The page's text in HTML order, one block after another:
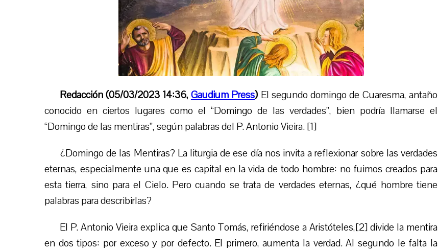
Redacción (05/03/2023 14:36, Gaudium Press) El segundo domingo de Cuaresma, antaño
conocido en ciertos lugares como el “Domingo de las verdades”, bien podría llamarse el
“Domingo de las mentiras”, según palabras del P.Antonio Vieira. [1]
¿Domingo de las Mentiras? La liturgia de ese día nos invita a reflexionar sobre las verdades
eternas, especialmente una que es capital en la vida de todo hombre: no fuimos creados para
esta tierra, sino para el Cielo. Pero cuando se trata de verdades eternas, ¿qué hombre tiene
palabras para describirlas?
El P. Antonio Vieira explica que Santo Tomás, refiriéndose a Aristóteles,[2] divide la mentira
en dos tipos: por exceso y por defecto. El primero, aumenta la verdad. Al segundo le falta la